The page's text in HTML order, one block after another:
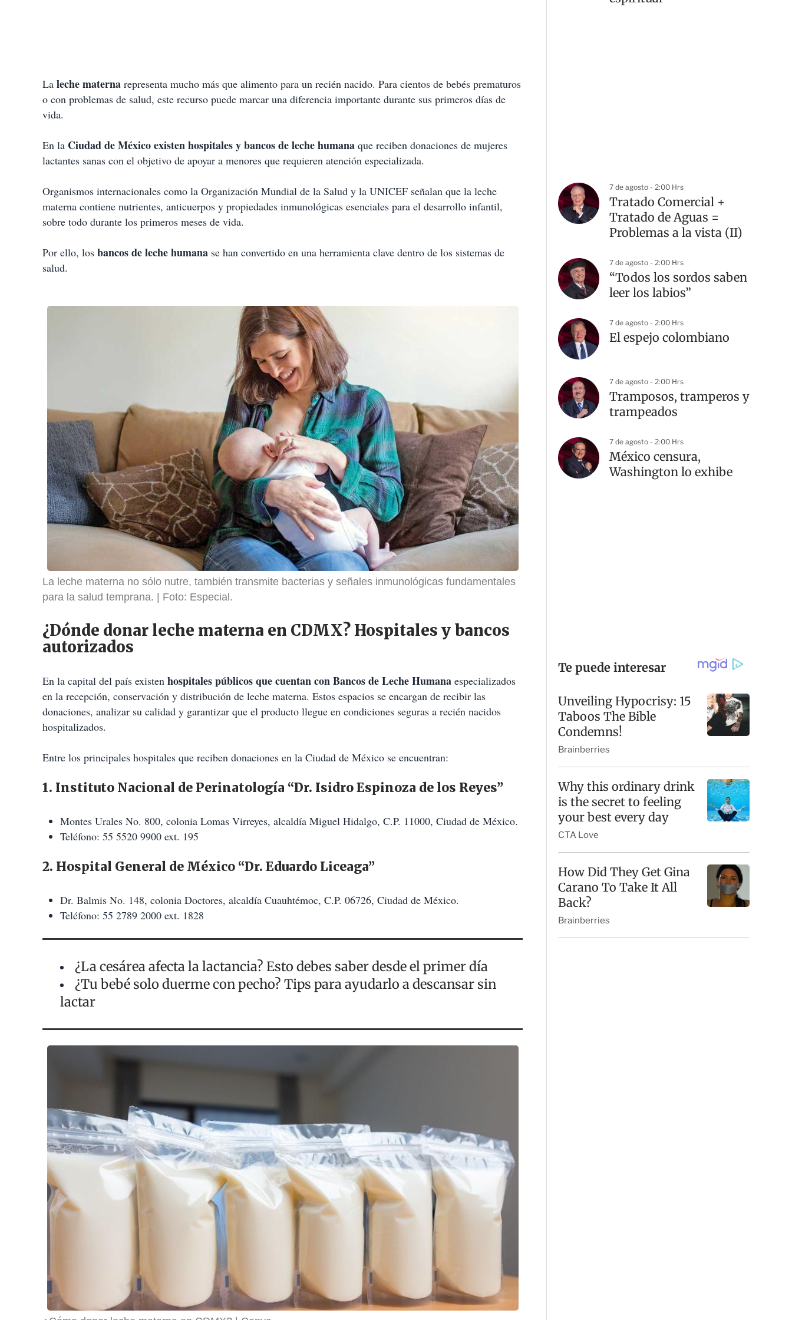
La leche materna representa mucho más que alimento para un recién nacido. Para cientos de bebés prematuros
o con problemas de salud, este recurso puede marcar una diferencia importante durante sus primeros días de
vida.
En la Ciudad de México existen hospitales y bancos de leche humana que reciben donaciones de mujeres
lactantes sanas con el objetivo de apoyar a menores que requieren atención especializada.
Organismos internacionales como la Organización Mundial de la Salud y la UNICEF señalan que la leche
materna contiene nutrientes, anticuerpos y propiedades inmunológicas esenciales para el desarrollo infantil,
sobre todo durante los primeros meses de vida.
Por ello, los bancos de leche humana se han convertido en una herramienta clave dentro de los sistemas de
salud.
La leche materna no sólo nutre, también transmite bacterias y señales inmunológicas fundamentales
para la salud temprana.
Foto: Especial.
¿Dónde donar leche materna en CDMX? Hospitales y bancos
autorizados
En la capital del país existen hospitales públicos que cuentan con Bancos de Leche Humana especializados
en la recepción, conservación y distribución de leche materna. Estos espacios se encargan de recibir las
donaciones, analizar su calidad y garantizar que el producto llegue en condiciones seguras a recién nacidos
hospitalizados.
Entre los principales hospitales que reciben donaciones en la Ciudad de México se encuentran:
1. Instituto Nacional de Perinatología “Dr. Isidro Espinoza de los Reyes”
Montes Urales No. 800, colonia Lomas Virreyes, alcaldía Miguel Hidalgo, C.P. 11000, Ciudad de México.
Teléfono: 55 5520 9900 ext. 195
2. Hospital General de México “Dr. Eduardo Liceaga”
Dr. Balmis No. 148, colonia Doctores, alcaldía Cuauhtémoc, C.P. 06726, Ciudad de México.
Teléfono: 55 2789 2000 ext. 1828
¿La cesárea afecta la lactancia? Esto debes saber desde el primer día
¿Tu bebé solo duerme con pecho? Tips para ayudarlo a descansar sin
lactar
7 de agosto - 2:00 Hrs
Tratado Comercial +
Tratado de Aguas =
Problemas a la vista (II)
7 de agosto - 2:00 Hrs
“Todos los sordos saben
leer los labios”
7 de agosto - 2:00 Hrs
El espejo colombiano
7 de agosto - 2:00 Hrs
Tramposos, tramperos y
trampeados
7 de agosto - 2:00 Hrs
México censura,
Washington lo exhibe